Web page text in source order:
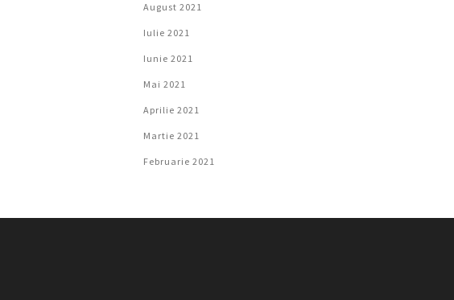
August 2021
Iulie 2021
Iunie 2021
Mai 2021
Aprilie 2021
Martie 2021
Februarie 2021